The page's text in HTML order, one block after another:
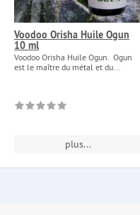
Voodoo Orisha Huile Ogun
10 ml
Voodoo Orisha Huile Ogun. Ogun
est le maître du métal et du...
plus...